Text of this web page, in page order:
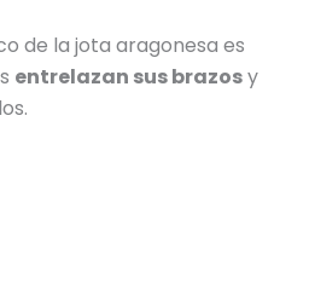
de la jota aragonesa es
entrelazan sus brazosy